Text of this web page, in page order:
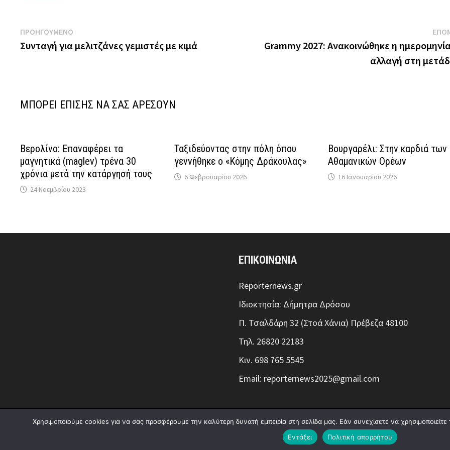
Πλοήγηση
άρθρων
ΠΡΟΗΓΟΥΜΕΝΟ
post:
Συνταγή για μελιτζάνες γεμιστές με κιμά
Grammy 2027: Ανακοινώθηκε η
αλλαγή στη
ΜΠΟΡΕΙ ΕΠΙΣΗΣ ΝΑ ΣΑΣ ΑΡΕΣΟΥΝ
Βερολίνο: Επαναφέρει τα
μαγνητικά (maglev) τρένα 30
χρόνια μετά την κατάργησή τους
24 Νοεμβρίου 2023
Ταξιδεύοντας στην πόλη όπου
γεννήθηκε ο «Κόμης Δράκουλας»
6 Φεβρουαρίου 2026
Βουργαρέλι: Στην καρδιά των
Αθαμανικών Ορέων
16 Ιανουαρίου 2026
ΕΠΙΚΟΙΝΩΝΙΑ
Reporternews.gr
Ιδιοκτησία: Δήμητρα Δρόσου
Π. Τσαλδάρη 32 (Στοά Χάνια) Πρέβεζα 48100
Τηλ. 26820 22183
Κιν. 698 765 5545
Email: reporternews2025@gmail.com
© Reporternews.gr - 2026 | Με επιφύλαξη κάθε νόμιμου δικαιώματος | Design:Media News
Ποιοι
Χρησιμοποιούμε cookies για να σας προσφέρουμε την καλύτερη δυνατή εμπειρία στη σελίδα μας. Εάν συνεχίσετε να
Εντάξει
Πολιτική απορρήτου